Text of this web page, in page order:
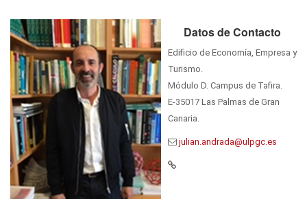
Datos de Contacto
Edificio de Economía, Empresa y
Turismo.
Módulo D. Campus de Tafira.
E-35017 Las Palmas de Gran
Canaria.